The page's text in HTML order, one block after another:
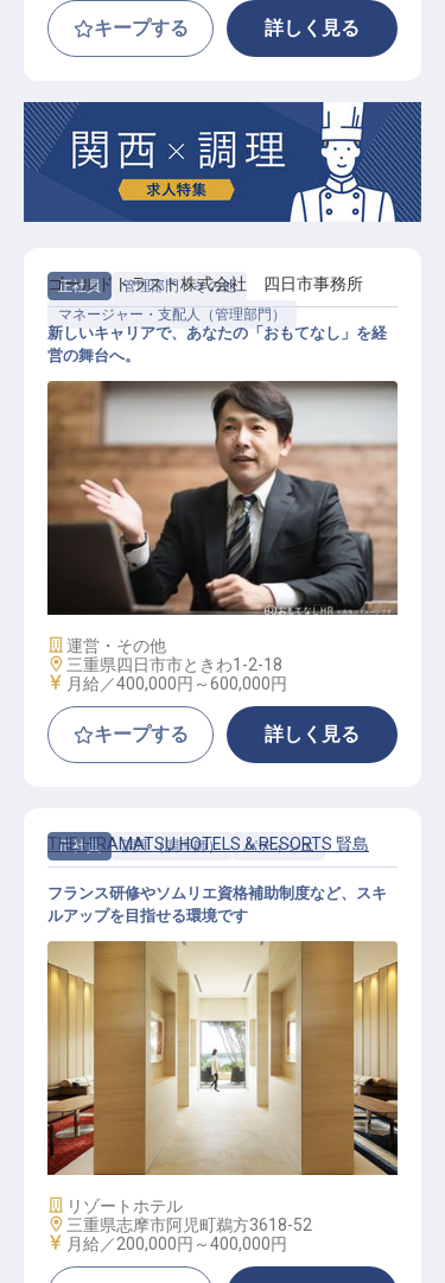
キープする 詳しく見る
正社員
管理部門・その他
マネージャー・支配人（管理部門）
経営戦略部（役員補佐）
ゴールドトラスト株式会社 四日市事務所
新しいキャリアで、あなたの「おもてなし」を経
営の舞台へ。
施設業態
運営・その他
勤務地
三重県四日市市ときわ1-2-18
給与
月給／400,000円～600,000円
キープする 詳しく見る
正社員 調理（調理師） パティシエ
パティシエ
THE HIRAMATSU HOTELS & RESORTS 賢島
フランス研修やソムリエ資格補助制度など、スキ
ルアップを目指せる環境です
施設業態
リゾートホテル
勤務地
三重県志摩市阿児町鵜方3618-52
給与
月給／200,000円～400,000円